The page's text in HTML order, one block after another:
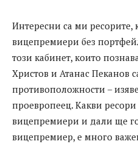
Интересни са ми ресорите,
вицепремиери без
този кабинет, които
Христов и Атанас Пеканов
противоположности –
проевропеец. Какви
вицепремиери и дали ще
вицепремиер, е много